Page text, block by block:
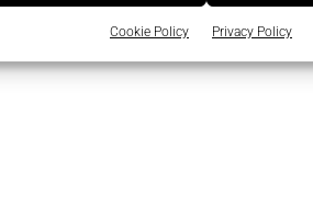
Cookie Policy Privacy Policy